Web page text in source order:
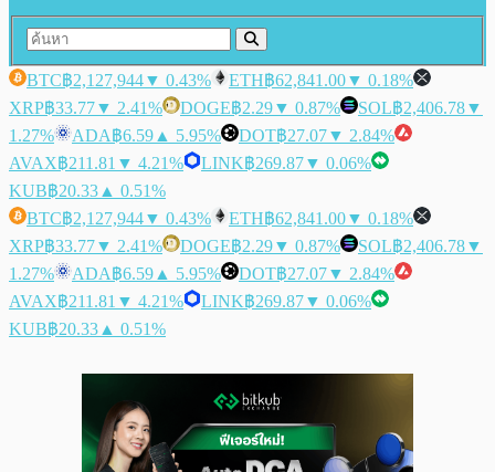
BTC฿2,127,944▼ 0.43% ETH฿62,841.00▼ 0.18%
XRP฿33.77▼ 2.41% DOGE฿2.29▼ 0.87% SOL฿2,406.78▼
1.27%
ADA฿6.59 ▲ 5.95% DOT฿27.07▼ 2.84%
AVAX฿211.81 ▼ 4.21% LINK฿269.87▼ 0.06%
KUB฿20.33 ▲ 0.51%
BTC฿2,127,944▼ 0.43% ETH฿62,841.00▼ 0.18%
XRP฿33.77▼ 2.41% DOGE฿2.29▼ 0.87% SOL฿2,406.78▼
1.27%
ADA฿6.59 ▲ 5.95% DOT฿27.07▼ 2.84%
AVAX฿211.81 ▼ 4.21% LINK฿269.87▼ 0.06%
KUB฿20.33 ▲ 0.51%